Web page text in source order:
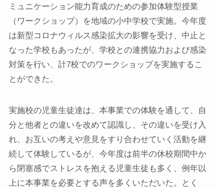
ミュニケーション能力育成のための参加体験型授業
（ワークショップ）を地域の小中学校で実施。今年度
は新型コロナウィルス感染拡大の影響を受け、中止と
なった学校もあったが、学校との連携協力および感染
対策を行い、計7校でのワークショップを実施するこ
とができた。
実施校の児童生徒達は、本事業での体験を通して、自
分と他者との違いを改めて認識し、その違いを受け入
れ、お互いの考えや意見をすり合わせていく活動を継
続して体験しているが、今年度は前半の休校期間中か
ら閉塞感でストレスを抱える児童生徒も多く、例年以
上に本事業を必要とする声を多くいただいた。とく